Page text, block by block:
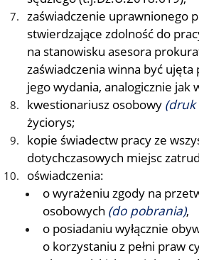
zaświadczenie uprawnionego
stwierdzające zdolność do
na stanowisku asesora
zaświadczenia winna być
jego wydania, analogicznie jak
kwestionariusz osobowy
życiorys;
kopie świadectw pracy ze
dotychczasowych miejsc
oświadczenia:
o wyrażeniu zgody na
osobowych (do pobrania),
o posiadaniu wyłącznie
o korzystaniu z pełni praw